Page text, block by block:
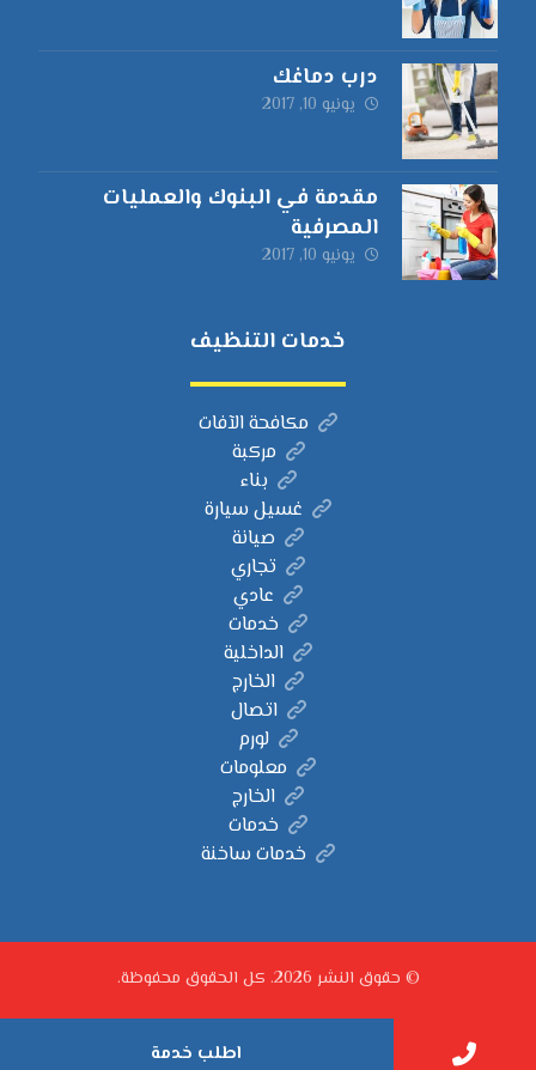
درب دماغك
يونيو 10, 2017
مقدمة في البنوك والعمليات
المصرفية
يونيو 10, 2017
خدمات التنظيف
مكافحة الآفات
مركبة
بناء
غسيل سيارة
صيانة
تجاري
عادي
خدمات
الداخلية
الخارج
اتصال
لورم
معلومات
الخارج
خدمات
خدمات ساخنة
© حقوق النشر 2026. كل الحقوق محفوظة.
اطلب خدمة